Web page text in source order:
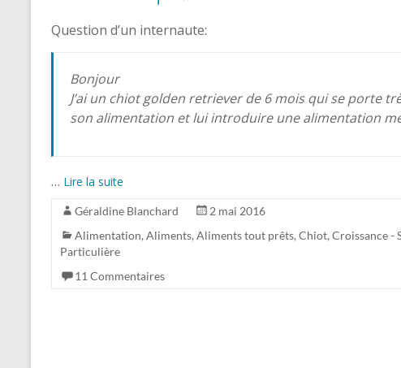
Question d’un internaute:
Bonjour
J’ai un chiot golden retriever de 6 mois qui se porte
son alimentation et lui introduire une alimentation
… Lire la suite
Géraldine Blanchard
2 mai 2016
Alimentation, Aliments, Aliments tout prêts, Chiot, Croissance -
Particulière
11 Commentaires